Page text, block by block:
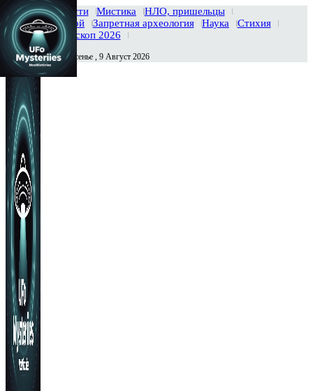
Главная Новости Мистика
НЛО, пришельцы
Тайны вселенной
Запретная археология Наука
Стихия
История
Гороскоп 2026
Сегодня Воскресенье , 9 Август 2026